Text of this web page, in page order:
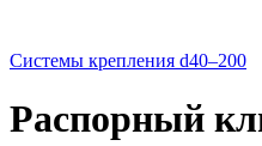
Системы крепления d40–200
Распорный